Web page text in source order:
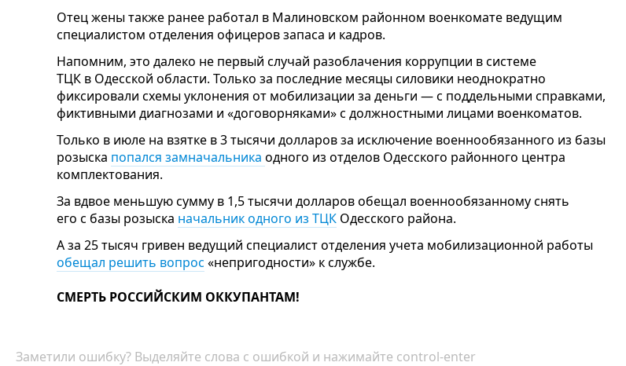
Отец жены также ранее работал в Малиновском районном военкомате ведущим
специалистом отделения офицеров запаса и кадров.
Напомним, это далеко не первый случай разоблачения коррупции в системе
ТЦК в Одесской области. Только за последние месяцы силовики неоднократно
фиксировали схемы уклонения от мобилизации за деньги — с поддельными справками,
фиктивными диагнозами и «договорняками» с должностными лицами военкоматов.
Только в июле на взятке в 3 тысячи долларов за исключение военнообязанного из базы
розыска попался замначальника одного из отделов Одесского районного центра
комплектования.
За вдвое меньшую сумму в 1,5 тысячи долларов обещал военнообязанному снять
его с базы розыска начальник одного из ТЦК Одесского района.
А за 25 тысяч гривен ведущий специалист отделения учета мобилизационной работы
обещал решить вопрос «непригодности» к службе.
СМЕРТЬ РОССИЙСКИМ ОККУПАНТАМ!
Заметили ошибку? Выделяйте слова с ошибкой и нажимайте control-enter